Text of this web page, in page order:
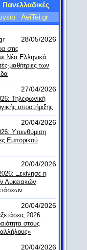
Πανελλαδικές
AeiTei.gr
28/05/2026
στις
Νέα Ελληνικά
μαθήτριες των
27/04/2026
Τηλεφωνική
υποστήριξης
20/04/2026
Υπενθύμιση
Εμπορικού
20/04/2026
Ξεκίνησε η
Λυκειακών
20/04/2026
2026:
στους
20/04/2026